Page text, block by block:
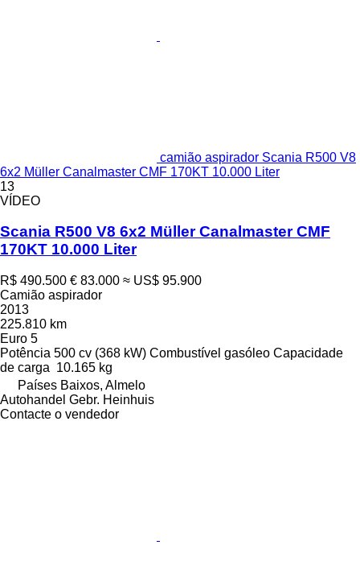
camião aspirador Scania R500 V8
6x2 Müller Canalmaster CMF 170KT 10.000 Liter
13
VÍDEO
Scania R500 V8 6x2 Müller Canalmaster CMF
170KT 10.000 Liter
R$ 490.500 € 83.000 ≈ US$ 95.900
Camião aspirador
2013
225.810 km
Euro 5
Potência 500 cv (368 kW) Combustível gasóleo Capacidade
de carga 10.165 kg
Países Baixos, Almelo
Autohandel Gebr. Heinhuis
Contacte o vendedor